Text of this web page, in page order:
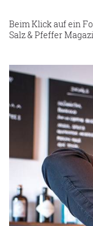
Beim Klick auf ein
Salz & Pfeffer